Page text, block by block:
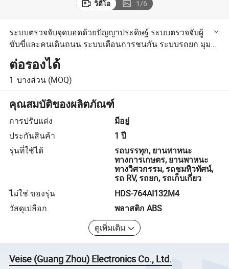
วิดีโอ 1/6
ระบบตรวจจับจุดบอดด้วยปัญญาประดิษฐ์ ระบบตรวจจับผู้
ขับขี่และคนเดินถนน ระบบเตือนการชนกัน ระบบรถยก มุม
มองสี่มุม
ต่อรองได้
1 บางส่วน (MOQ)
คุณสมบัติของผลิตภัณฑ์
การปรับแต่ง
มีอยู่
ประกันสินค้า
1 ปี
รุ่นที่ใช้ได้
รถบรรทุก, ยานพาหนะ
ทางการเกษตร, ยานพาหนะ
ทางวิศวกรรม, รถชมทิวทัศน์,
รถ RV, รถยก, รถเก็บเกี่ยว
ไม่ใช่ ของรุ่น
HDS-764AI132M4
วัสดุเปลือก
พลาสติก ABS
ดูเพิ่มเติม
Veise (Guang Zhou) Electronics Co., Ltd.